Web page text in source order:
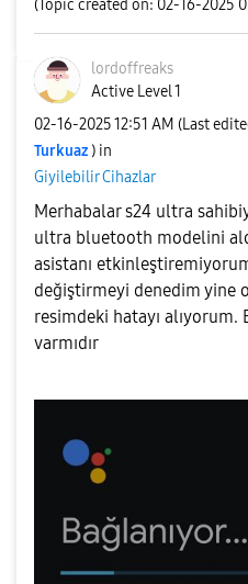
(Topic created on: 02-16-2025
lordoffreaks
Active Level 1
‎02-16-202512:51 AM (Last
Turkuaz ) in
Giyilebilir Cihazlar
Merhabalar s24 ultra
ultra bluetooth modelini
asistanı
değiştirmeyi denedim yine
resimdeki hatayı alıyorum.
varmıdır